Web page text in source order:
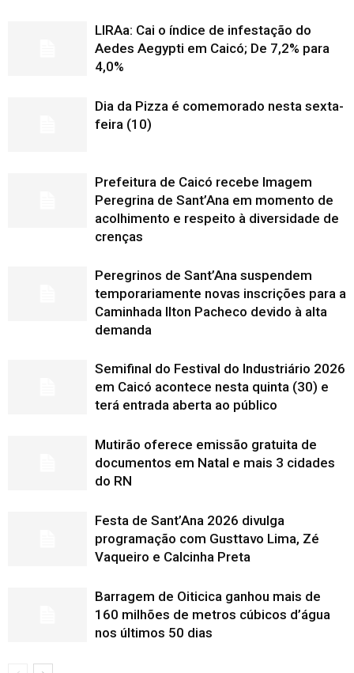
LIRAa: Cai o índice de infestação do
Aedes Aegypti em Caicó; De 7,2% para
4,0%
Dia da Pizza é comemorado nesta sexta-
feira (10)
Prefeitura de Caicó recebe Imagem
Peregrina de Sant’Ana em momento de
acolhimento e respeito à diversidade de
crenças
Peregrinos de Sant’Ana suspendem
temporariamente novas inscrições para a
Caminhada Ilton Pacheco devido à alta
demanda
Semifinal do Festival do Industriário 2026
em Caicó acontece nesta quinta (30) e
terá entrada aberta ao público
Mutirão oferece emissão gratuita de
documentos em Natal e mais 3 cidades
do RN
Festa de Sant’Ana 2026 divulga
programação com Gusttavo Lima, Zé
Vaqueiro e Calcinha Preta
Barragem de Oiticica ganhou mais de
160 milhões de metros cúbicos d’água
nos últimos 50 dias